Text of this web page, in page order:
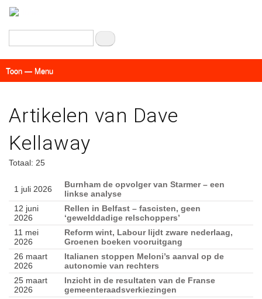
inhoud
Zoeken
Menu
Toon — Menu
Artikelen van Dave
Kellaway
Totaal: 25
1 juli 2026
Burnham de opvolger van Starmer – een
linkse analyse
12 juni
2026
Rellen in Belfast – fascisten, geen
‘gewelddadige relschoppers’
11 mei
2026
Reform wint, Labour lijdt zware nederlaag,
Groenen boeken vooruitgang
26 maart
2026
Italianen stoppen Meloni’s aanval op de
autonomie van rechters
25 maart
2026
Inzicht in de resultaten van de Franse
gemeenteraadsverkiezingen